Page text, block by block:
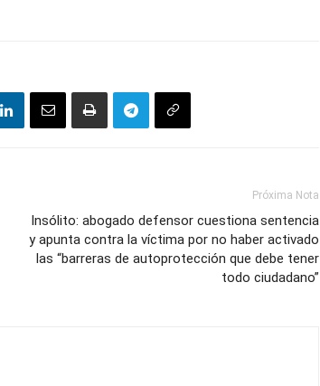
Próxima Nota
Insólito: abogado defensor cuestiona sentencia
y apunta contra la víctima por no haber activado
las “barreras de autoprotección que debe tener
todo ciudadano”